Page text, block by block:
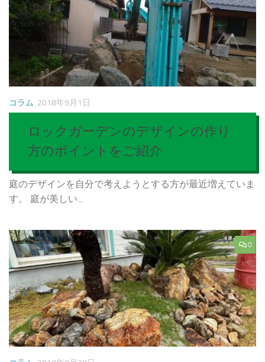
コラム 2018年9月1日
ロックガーデンのデザインの作り
方のポイントをご紹介
庭のデザインを自分で考えようとする方が最近増えていま
す。 庭が美しい...
0